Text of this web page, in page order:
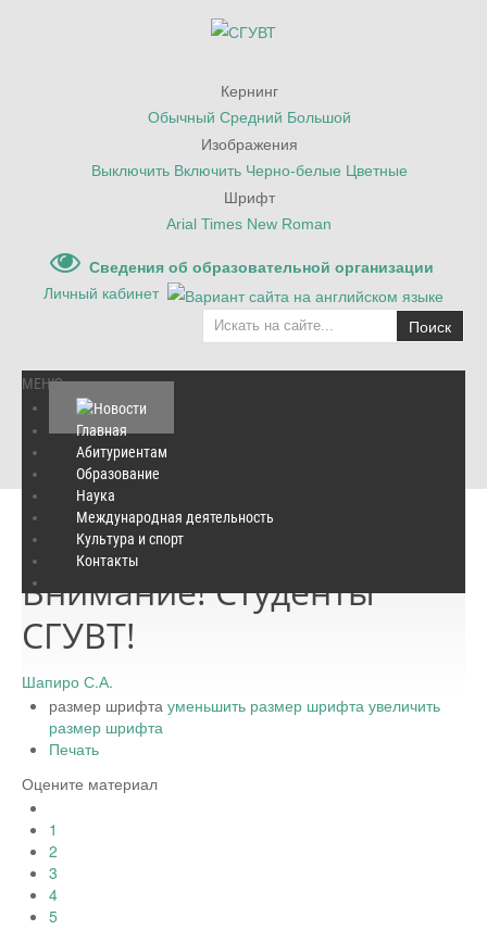
Кернинг
Обычный Средний Большой
Изображения
Выключить Включить Черно-белые Цветные
Шрифт
Arial Times New Roman
Сведения об образовательной организации
Личный кабинет
Поиск
МЕНЮ
Главная
Абитуриентам
Образование
Наука
Международная деятельность
Культура и спорт
Контакты
Главная / Объявления
Пятница, 11 марта 2016 23:59
Внимание! Студенты
СГУВТ!
Шапиро С.А.
размер шрифта уменьшить размер шрифта увеличить
размер шрифта
Печать
Оцените материал
1
2
3
4
5